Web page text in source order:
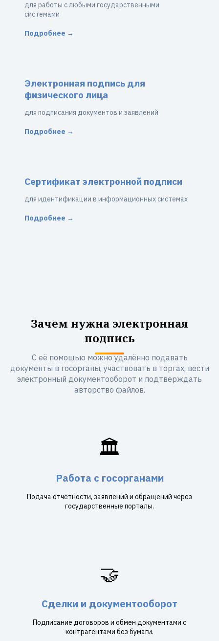
для работы с любыми государственными
системами
Подробнее →
Электронная подпись для
физического лица
для подписания документов и заявлений
Подробнее →
Сертификат электронной подписи
для идентификации в информационных системах
Подробнее →
Зачем нужна электронная
подпись
С её помощью можно удалённо подавать
документы в госорганы, участвовать в торгах, вести
электронный документооборот и подтверждать
авторство файлов.
🏛️
Работа с госорганами
Подача отчётности, заявлений и обращений через
государственные порталы.
🤝
Сделки и документооборот
Подписание договоров и обмен документами с
контрагентами без бумаги.